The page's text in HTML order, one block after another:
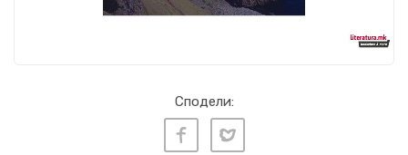
Сподели: